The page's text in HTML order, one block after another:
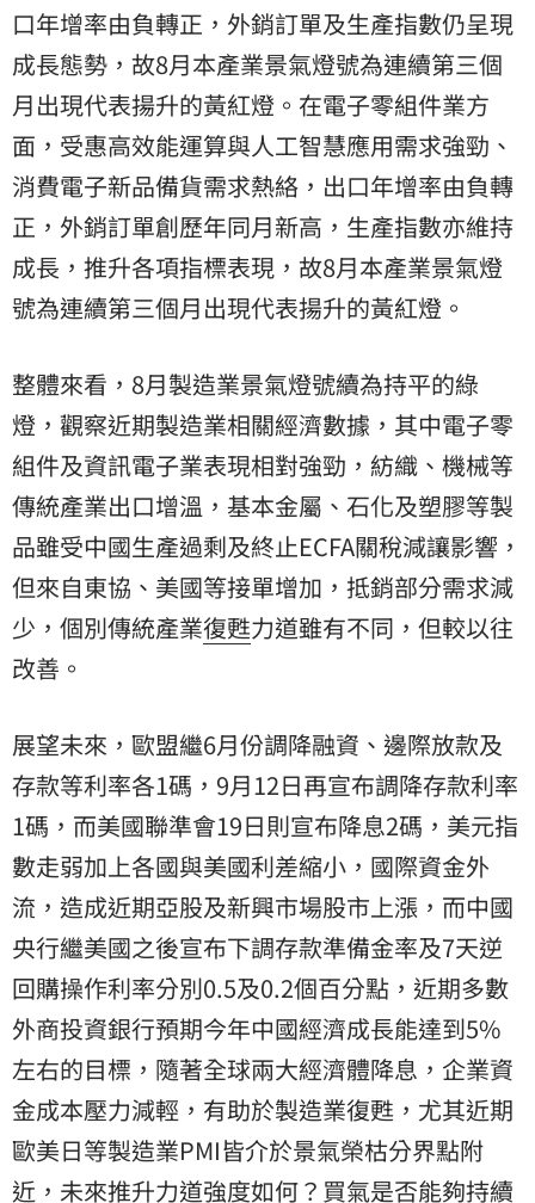
口年增率由負轉正，外銷訂單及生產指數仍呈現
成長態勢，故8月本產業景氣燈號為連續第三個
月出現代表揚升的黃紅燈。在電子零組件業方
面，受惠高效能運算與人工智慧應用需求強勁、
消費電子新品備貨需求熱絡，出口年增率由負轉
正，外銷訂單創歷年同月新高，生產指數亦維持
成長，推升各項指標表現，故8月本產業景氣燈
號為連續第三個月出現代表揚升的黃紅燈。
整體來看，8月製造業景氣燈號續為持平的綠
燈，觀察近期製造業相關經濟數據，其中電子零
組件及資訊電子業表現相對強勁，紡織、機械等
傳統產業出口增溫，基本金屬、石化及塑膠等製
品雖受中國生產過剩及終止ECFA關稅減讓影響，
但來自東協、美國等接單增加，抵銷部分需求減
少，個別傳統產業復甦力道雖有不同，但較以往
改善。
展望未來，歐盟繼6月份調降融資、邊際放款及
存款等利率各1碼，9月12日再宣布調降存款利率
1碼，而美國聯準會19日則宣布降息2碼，美元指
數走弱加上各國與美國利差縮小，國際資金外
流，造成近期亞股及新興市場股市上漲，而中國
央行繼美國之後宣布下調存款準備金率及7天逆
回購操作利率分別0.5及0.2個百分點，近期多數
外商投資銀行預期今年中國經濟成長能達到5%
左右的目標，隨著全球兩大經濟體降息，企業資
金成本壓力減輕，有助於製造業復甦，尤其近期
歐美日等製造業PMI皆介於景氣榮枯分界點附
近，未來推升力道強度如何？買氣是否能夠持續